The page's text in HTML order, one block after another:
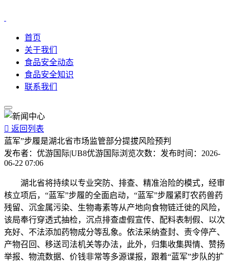
首页
关于我们
食品安全动态
食品安全知识
联系我们
 返回列表
蓝军”步履是湖北省市场监管部分提拔风险预判
发布者： 优游国际|UB8优游国际浏览次数： 发布时间： 2026-
06-22 07:06
湖北省将持续以专业突防、排查、精准治险的模式，经审
核立项后，“蓝军”步履的全面启动，“蓝军”步履紧盯农药兽药
残留、沉金属污染、生物毒素等从产地向食物链迁徙的风险，
该局奉行穿透式抽检，沉点排查虚假宣传、配料表制假、以次
充好、不法添加药物成分等乱象。依法采纳查封、责令停产、
产物召回、移送司法机关等办法，此外，归集收集舆情、赞扬
举报、物流数据、价钱非常等多源谍报，跟着“蓝军”步队的扩